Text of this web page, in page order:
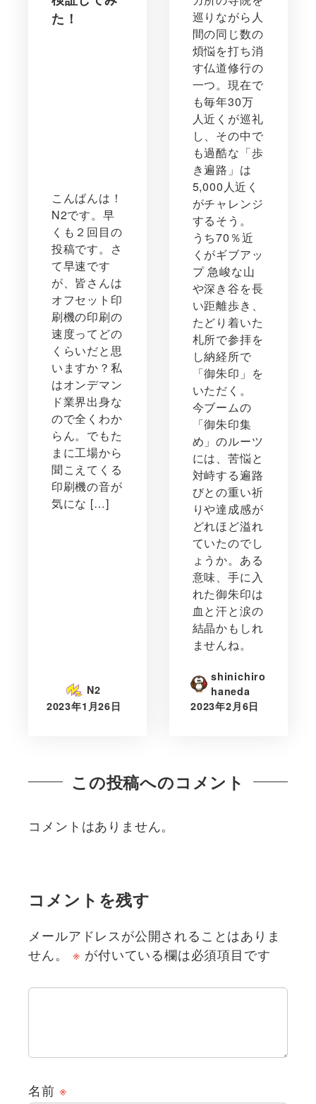
た！
こんばんは！
N2です。早
くも２回目の
投稿です。さ
て早速です
が、皆さんは
オフセット印
刷機の印刷の
速度ってどの
くらいだと思
いますか？私
はオンデマン
ド業界出身な
ので全くわか
らん。でもた
まに工場から
聞こえてくる
印刷機の音が
気にな […]
N2
2023年1月26日
巡りながら人
間の同じ数の
煩悩を打ち消
す仏道修行の
一つ。現在で
も毎年30万
人近くが巡礼
し、その中で
も過酷な「歩
き遍路」は
5,000人近く
がチャレンジ
するそう。
うち70％近
くがギブアッ
プ 急峻な山
や深き谷を長
い距離歩き、
たどり着いた
札所で参拝を
し納経所で
「御朱印」を
いただく。
今ブームの
「御朱印集
め」のルーツ
には、苦悩と
対峙する遍路
びとの重い祈
りや達成感が
どれほど溢れ
ていたのでし
ょうか。ある
意味、手に入
れた御朱印は
血と汗と涙の
結晶かもしれ
ませんね。
shinichiro
haneda
2023年2月6日
この投稿へのコメント
コメントはありません。
コメントを残す
メールアドレスが公開されることはありま
せん。
※ が付いている欄は必須項目です
名前 ※